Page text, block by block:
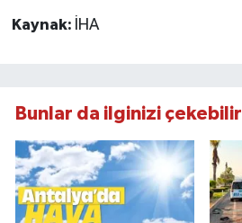
Kaynak: İHA
Bunlar da ilginizi çekebilir